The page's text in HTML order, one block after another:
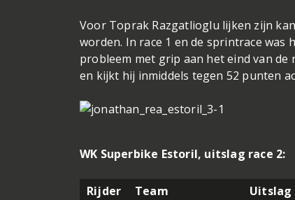
Voor Toprak Razgatlioglu lijken zijn
worden. In race 1 en de sprintrace was
probleem met grip aan het eind van
en kijkt hij inmiddels tegen 52 punten
WK Superbike Estoril, uitslag race 2:
Rijder Team
Uitslag